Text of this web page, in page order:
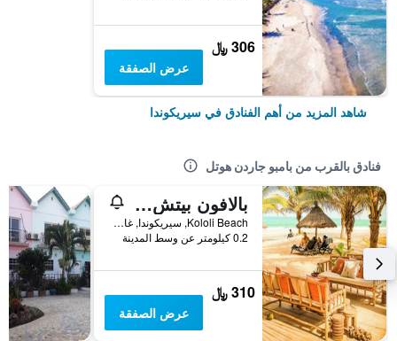
306 ﷼
عرض الصفقة
شاهد المزيد من أهم الفنادق في سيريكوندا
فنادق بالقرب من بامبو جاردن هوتل
بالافون بيتش ريزورت
Kololi Beach, سيريكوندا, غامبيا
0.2 كيلومتر عن وسط المدينة
310 ﷼
عرض الصفقة